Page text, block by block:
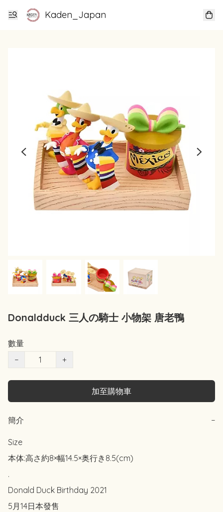
Kaden_Japan
Donaldduck 三人の騎士 小物架 唐老鴨
數量
−
+
加至購物車
簡介 −
Size
本体:高さ約8×幅14.5×奥行き8.5(cm)
.
Donald Duck Birthday 2021
5月14日本發售